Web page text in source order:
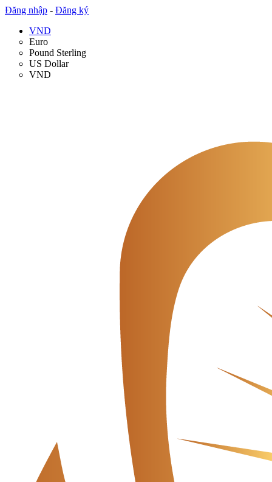
Đăng nhập - Đăng ký
VND
Euro
Pound Sterling
US Dollar
VND